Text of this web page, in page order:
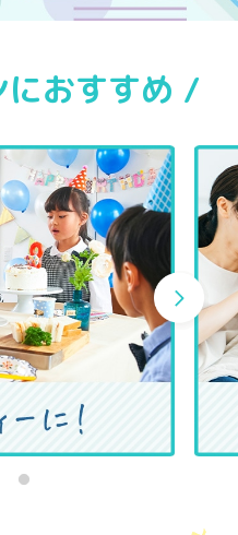
おすすめ /
3